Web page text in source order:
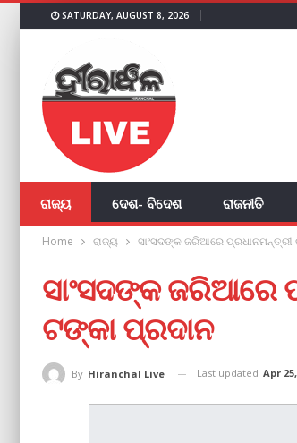
SATURDAY, AUGUST 8, 2026
ରାଜ୍ୟ ଦେଶ- ବିଦେଶ ରାଜନୀତି
Home ରାଜ୍ୟ ସାଂସଦଙ୍କ ଜରିଆରେ
ସାଂସଦଙ୍କ ଜରିଆରେ
ଟଙ୍କା ପ୍ରଦାନ
By Hiranchal Live Last updated Apr